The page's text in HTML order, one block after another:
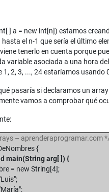
] a = new int[n]) estamos
el n-1 que sería el último
tenerlo en cuenta porque
variable asociada a una hora
2, 3, ..., 24 estaríamos usando
pasaría si declaramos un
vamos a comprobar qué
– aprenderaprogramar.com
{
arg[ ]) {
= new String[4];